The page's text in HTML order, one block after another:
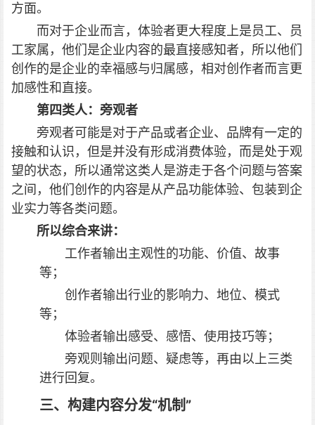
方面。
而对于企业而言，体验者更大程度上是员工、员
工家属，他们是企业内容的最直接感知者，所以他们
创作的是企业的幸福感与归属感，相对创作者而言更
加感性和直接。
第四类人：旁观者
旁观者可能是对于产品或者企业、品牌有一定的
接触和认识，但是并没有形成消费体验，而是处于观
望的状态，所以通常这类人是游走于各个问题与答案
之间，他们创作的内容是从产品功能体验、包装到企
业实力等各类问题。
所以综合来讲：
工作者输出主观性的功能、价值、故事
等；
创作者输出行业的影响力、地位、模式
等；
体验者输出感受、感悟、使用技巧等；
旁观则输出问题、疑虑等，再由以上三类
进行回复。
三、构建内容分发“机制”